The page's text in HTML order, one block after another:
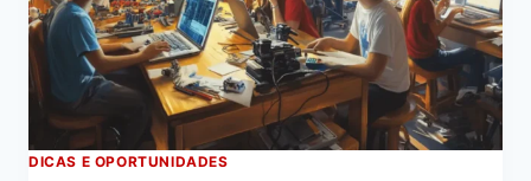
DICAS E OPORTUNIDADES